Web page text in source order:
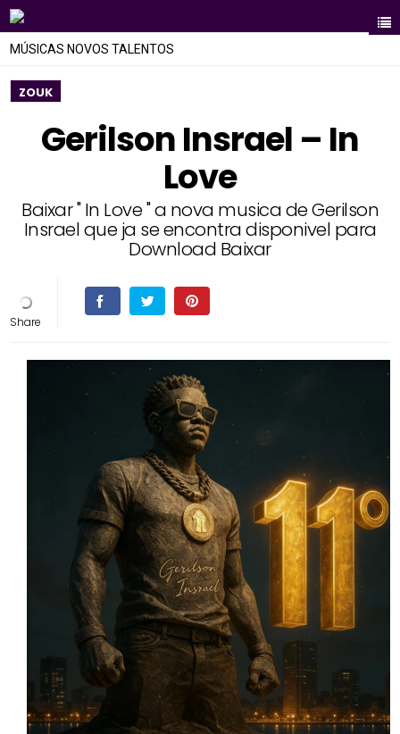
MÚSICAS NOVOS TALENTOS
ZOUK
Gerilson Insrael – In
Love
Baixar " In Love " a nova musica de Gerilson
Insrael que ja se encontra disponivel para
Download Baixar